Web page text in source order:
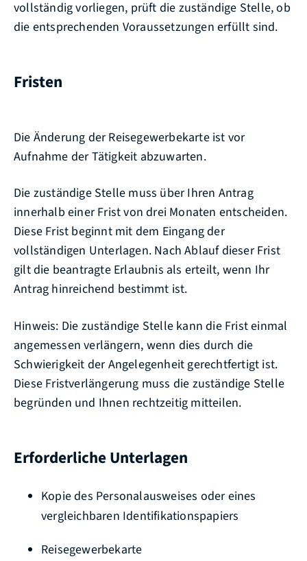
vollständig vorliegen, prüft die zuständige Stelle, ob
die entsprechenden Voraussetzungen erfüllt sind.
Fristen
Die Änderung der Reisegewerbekarte ist vor
Aufnahme der Tätigkeit abzuwarten.
Die zuständige Stelle muss über Ihren Antrag
innerhalb einer Frist von drei Monaten entscheiden.
Diese Frist beginnt mit dem Eingang der
vollständigen Unterlagen. Nach Ablauf dieser Frist
gilt die beantragte Erlaubnis als erteilt, wenn Ihr
Antrag hinreichend bestimmt ist.
Hinweis: Die zuständige Stelle kann die Frist einmal
angemessen verlängern, wenn dies durch die
Schwierigkeit der Angelegenheit gerechtfertigt ist.
Diese Fristverlängerung muss die zuständige Stelle
begründen und Ihnen rechtzeitig mitteilen.
Erforderliche Unterlagen
Kopie des Personalausweises oder eines
vergleichbaren Identifikationspapiers
Reisegewerbekarte